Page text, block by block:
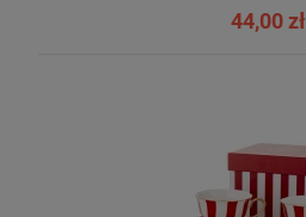
44,00 zł